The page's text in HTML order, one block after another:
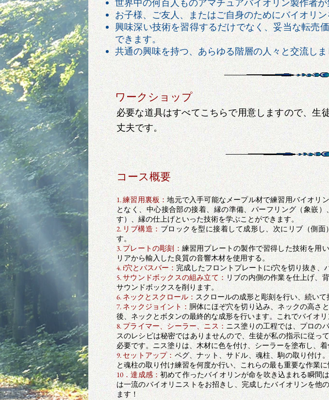
世界中の何百人ものアマチュアバイオリン製作者
お子様、ご友人、またはご自身のためにバイオリ
興味深い技術を習得するだけでなく、妥当な転売
できます。
共通の興味を持つ、あらゆる階層の人々と交流しま
必要な道具はすべてこちらで用意しますので、生
丈夫です。
1. 練習用裏板：地元で入手可能なメープル材で練習用バイオリ
となく、中心接合部の接着、縁の準備、パーフリング（象嵌
す）、縁の仕上げといった技術を学ぶことができます。
2. リブ構造： ブロックを型に接着して成形し、次にリブ（側
す。
3. プレートの彫刻：練習用プレートの製作で習得した技術を用
リアから輸入した良質の音響木材を使用する。
4. f穴とバスバー：完成したフロントプレートにf穴を切り抜き、
5. サウンドボックスの組み立て：リブの内側の作業を仕上げ、
サウンドボックスを削ります。
6. ネックとスクロール：スクロールの成形と彫刻を行い、続い
7. ネックジョイント： 胴体にほぞ穴を切り込み、ネックの高さ
後、ネックとボタンの最終的な成形を行います。これでバイオ
8. プライマー、シーラー、ニス：ニス塗りの工程では、プロの
スのレシピは秘密ではありませんので、生徒が私の指示に従
必要です。ニス塗りは、木材に色を付け、シーラーを塗布し、着
9. セットアップ： ペグ、ナット、サドル、魂柱、駒の取り付け
と魂柱の取り付け練習を何度か行い、これらの最も重要な作業に
10．達成感：初めて作ったバイオリンが命を吹き込まれる瞬間
は一流のバイオリニストをお招きし、完成したバイオリンを他
ます！
ワークショップ
コース概要